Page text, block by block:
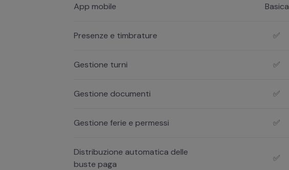
App mobile Basica
Presenze e timbrature ✅
Gestione turni ✅
Gestione documenti ✅
Gestione ferie e permessi ✅
Distribuzione automatica delle
buste paga
✅